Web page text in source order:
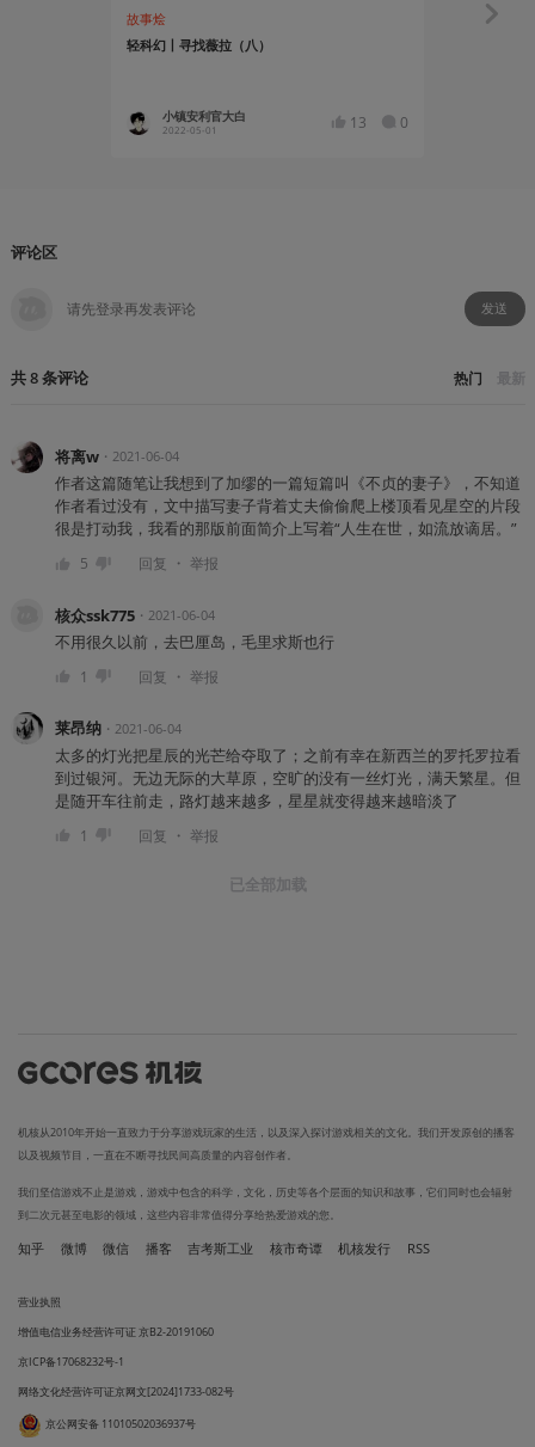
故事烩
轻科幻丨寻找薇拉（八）
小镇安利官大白
2022-05-01 13 0
故事烩
评论区
发送
共8条评论 热门 最新
将离w・ 2021-06-04
作者这篇随笔让我想到了加缪的一篇短篇叫《不贞的妻子》，不知道
作者看过没有，文中描写妻子背着丈夫偷偷爬上楼顶看见星空的片段
很是打动我，我看的那版前面简介上写着“人生在世，如流放谪居。”
5 回复 ・ 举报
核众ssk775・ 2021-06-04
不用很久以前，去巴厘岛，毛里求斯也行
1 回复 ・ 举报
莱昂纳・ 2021-06-04
太多的灯光把星辰的光芒给夺取了；之前有幸在新西兰的罗托罗拉看
到过银河。无边无际的大草原，空旷的没有一丝灯光，满天繁星。但
是随开车往前走，路灯越来越多，星星就变得越来越暗淡了
1 回复 ・ 举报
已全部加载
机核从2010年开始一直致力于分享游戏玩家的生活，以及深入探讨游戏相关的文化。我们开发原创的播客
以及视频节目，一直在不断寻找民间高质量的内容创作者。
我们坚信游戏不止是游戏，游戏中包含的科学，文化，历史等各个层面的知识和故事，它们同时也会辐射
到二次元甚至电影的领域，这些内容非常值得分享给热爱游戏的您。
知乎 微博 微信 播客 吉考斯工业 核市奇谭 机核发行 RSS
营业执照
增值电信业务经营许可证 京B2-20191060
京ICP备17068232号-1
网络文化经营许可证京网文[2024]1733-082号
京公网安备 11010502036937号